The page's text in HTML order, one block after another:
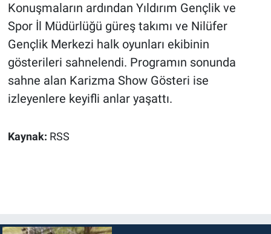
Konuşmaların ardından Yıldırım Gençlik ve
Spor İl Müdürlüğü güreş takımı ve Nilüfer
Gençlik Merkezi halk oyunları ekibinin
gösterileri sahnelendi. Programın sonunda
sahne alan Karizma Show Gösteri ise
izleyenlere keyifli anlar yaşattı.
Kaynak: RSS